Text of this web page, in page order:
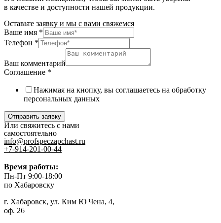
в качестве и доступности нашей продукции.
Оставьте заявку и мы с вами свяжемся
Ваше имя *
Телефон *
Ваш комментарий
Соглашение *
Нажимая на кнопку, вы соглашаетесь на обработку
персональных данных
Отправить заявку
Или свяжитесь с нами
самостоятельно
info@profspeczapchast.ru
+7-914-201-00-44
Время работы:
Пн-Пт 9:00-18:00
по Хабаровску
г. Хабаровск, ул. Ким Ю Чена, 4,
оф. 26